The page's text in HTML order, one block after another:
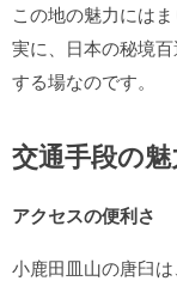
この地の魅力には
実に、日本の秘境
する場なのです。
交通手段の
アクセスの便利さ
小鹿田皿山の唐臼